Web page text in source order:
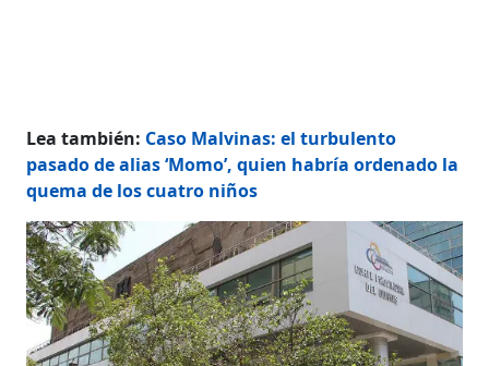
Lea también: Caso Malvinas: el turbulento
pasado de alias ‘Momo’, quien habría ordenado la
quema de los cuatro niños